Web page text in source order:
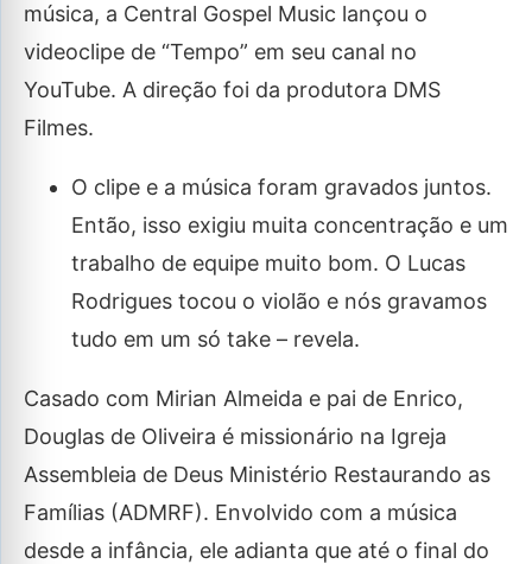
música, a Central Gospel Music lançou o
videoclipe de “Tempo” em seu canal no
YouTube. A direção foi da produtora DMS
Filmes.
O clipe e a música foram gravados juntos.
Então, isso exigiu muita concentração e um
trabalho de equipe muito bom. O Lucas
Rodrigues tocou o violão e nós gravamos
tudo em um só take – revela.
Casado com Mirian Almeida e pai de Enrico,
Douglas de Oliveira é missionário na Igreja
Assembleia de Deus Ministério Restaurando as
Famílias (ADMRF). Envolvido com a música
desde a infância, ele adianta que até o final do